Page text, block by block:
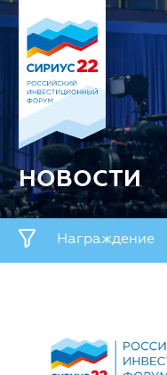
НОВОСТИ
Награждение